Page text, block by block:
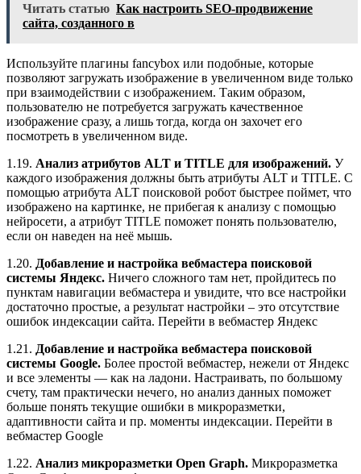
Читать статью Как настроить SEO-продвижение
сайта, созданного в
Используйте плагины fancybox или подобные, которые
позволяют загружать изображение в увеличенном виде только
при взаимодействии с изображением. Таким образом,
пользователю не потребуется загружать качественное
изображение сразу, а лишь тогда, когда он захочет его
посмотреть в увеличенном виде.
1.19. Анализ атрибутов ALT и TITLE для изображений. У
каждого изображения должны быть атрибуты ALT и TITLE. С
помощью атрибута ALT поисковой робот быстрее поймет, что
изображено на картинке, не прибегая к анализу с помощью
нейросети, а атрибут TITLE поможет понять пользователю,
если он наведен на неё мышь.
1.20. Добавление и настройка вебмастера поисковой
системы Яндекс. Ничего сложного там нет, пройдитесь по
пунктам навигации вебмастера и увидите, что все настройки
достаточно простые, а результат настройки – это отсутствие
ошибок индексации сайта. Перейти в вебмастер Яндекс
1.21. Добавление и настройка вебмастера поисковой
системы Google. Более простой вебмастер, нежели от Яндекс
и все элементы — как на ладони. Настраивать, по большому
счету, там практически нечего, но анализ данных поможет
больше понять текущие ошибки в микроразметки,
адаптивности сайта и пр. моменты индексации. Перейти в
вебмастер Google
1.22. Анализ микроразметки Open Graph. Микроразметка